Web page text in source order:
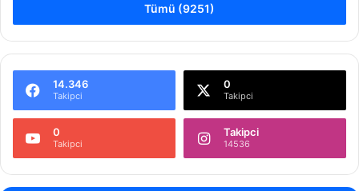
Tümü (9251)
14.346
Takipci
0
Takipci
0
Takipci
Takipci
14536